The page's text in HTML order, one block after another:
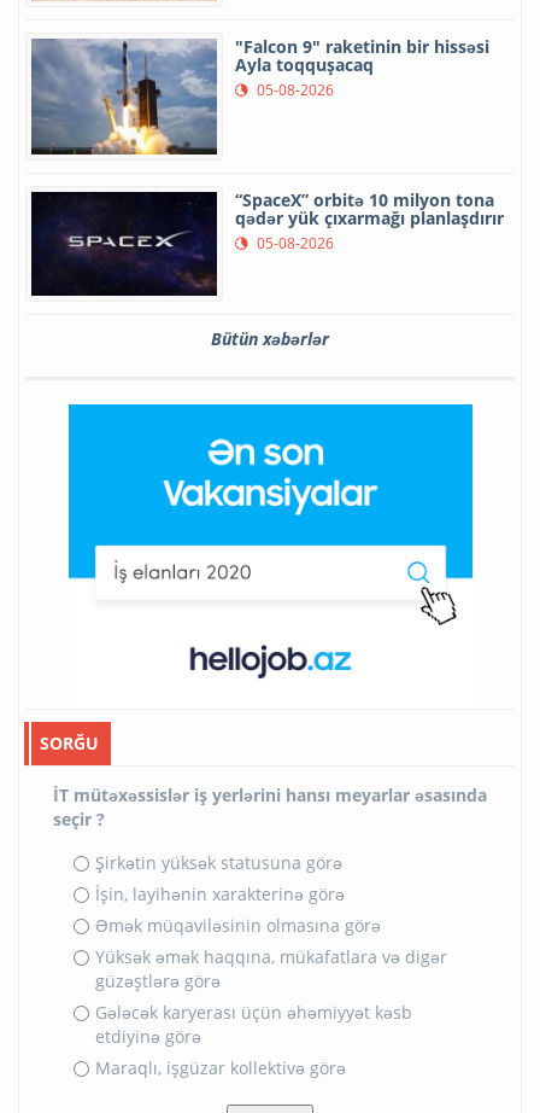
"Falcon 9" raketinin bir hissəsi
Ayla toqquşacaq
05-08-2026
“SpaceX” orbitə 10 milyon tona
qədər yük çıxarmağı planlaşdırır
05-08-2026
Bütün xəbərlər
SORĞU
İT mütəxəssislər iş yerlərini hansı meyarlar əsasında
seçir ?
Şirkətin yüksək statusuna görə
İşin, layihənin xarakterinə görə
Əmək müqaviləsinin olmasına görə
Yüksək əmək haqqına, mükafatlara və digər
güzəştlərə görə
Gələcək karyerası üçün əhəmiyyət kəsb
etdiyinə görə
Maraqlı, işgüzar kollektivə görə